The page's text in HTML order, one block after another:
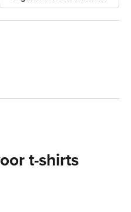
t-shirts